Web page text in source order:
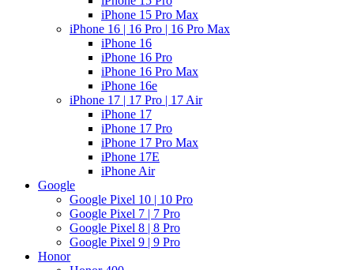
iPhone 15 Pro Max
iPhone 16 | 16 Pro | 16 Pro Max
iPhone 16
iPhone 16 Pro
iPhone 16 Pro Max
iPhone 16e
iPhone 17 | 17 Pro | 17 Air
iPhone 17
iPhone 17 Pro
iPhone 17 Pro Max
iPhone 17E
iPhone Air
Google
Google Pixel 10 | 10 Pro
Google Pixel 7 | 7 Pro
Google Pixel 8 | 8 Pro
Google Pixel 9 | 9 Pro
Honor